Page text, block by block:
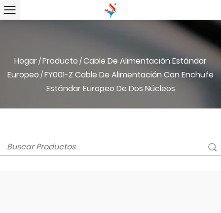
Hogar/Producto /Cable De Alimentación Estándar
Europeo /FY001-Z Cable De Alimentación Con Enchufe
Estándar Europeo De Dos Núcleos